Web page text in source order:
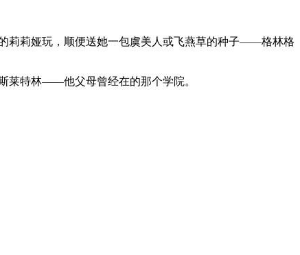
莉莉娅玩，顺便送她一包虞美人或飞燕草的种子——格林格
莱特林——他父母曾经在的那个学院。